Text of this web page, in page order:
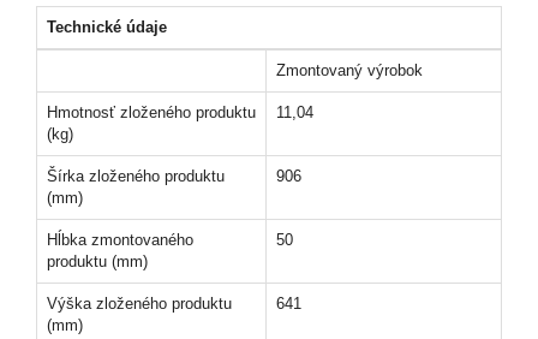
Technické údaje
Zmontovaný výrobok
Hmotnosť zloženého produktu
(kg)
11,04
Šírka zloženého produktu
(mm)
906
Hĺbka zmontovaného
produktu (mm)
50
Výška zloženého produktu
(mm)
641